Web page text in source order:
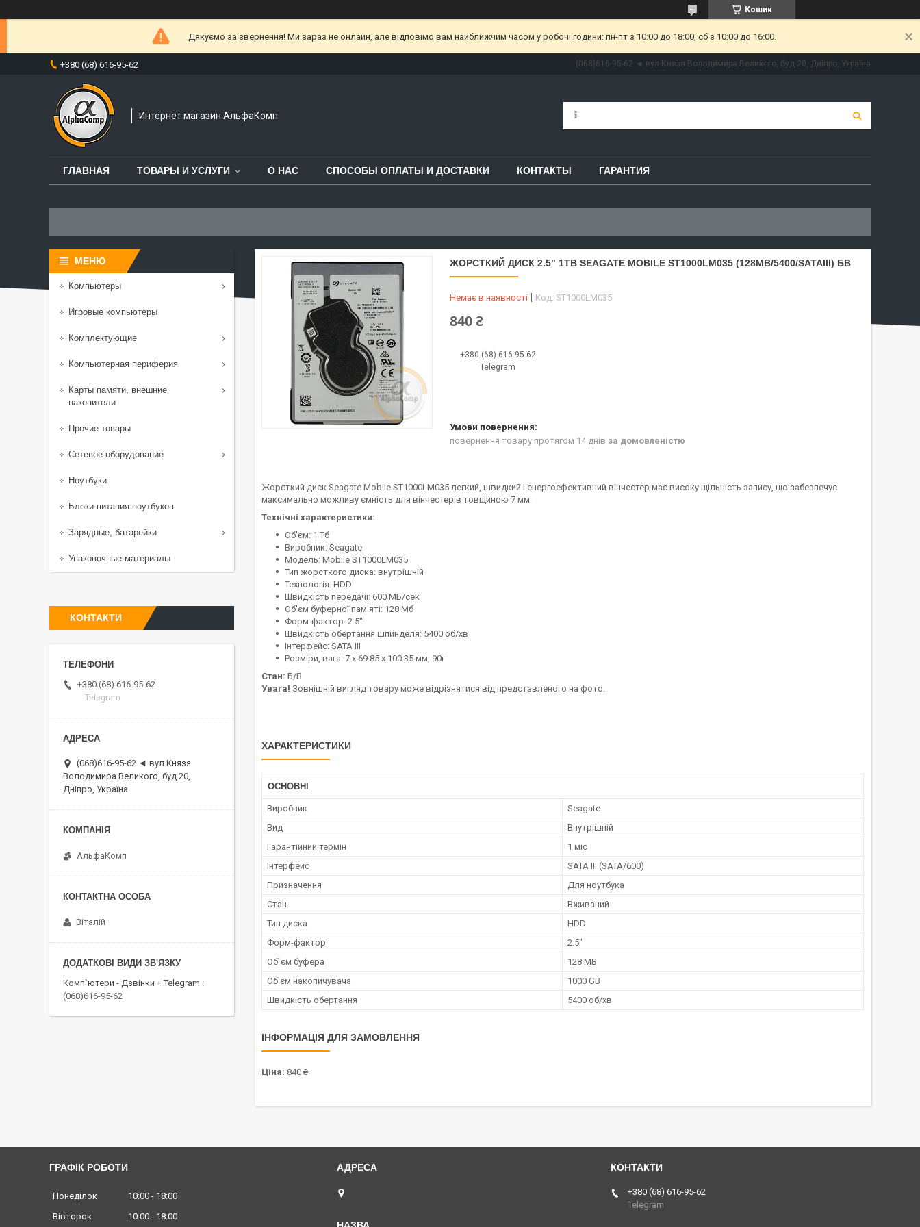
Кошик
Дякуємо за звернення! Ми зараз не онлайн, але відповімо вам найближчим часом у робочі години: пн-пт з 10:00 до 18:00, сб з 10:00 до 16:00.
+380 (68) 616-95-62 (068)616-95-62 ◄ вул.Князя Володимира Великого, буд.20, Дніпро, Україна
Интернет магазин АльфаКомп
ГЛАВНАЯ ТОВАРЫ И УСЛУГИ О НАС СПОСОБЫ ОПЛАТЫ И ДОСТАВКИ КОНТАКТЫ ГАРАНТИЯ
ЖОРСТКИЙ ДИСК 2.5" 1TB SEAGATE MOBILE ST1000LM035 (128MB/5400/SATAIII) БВ
Немає в наявності Код: ST1000LM035
840 ₴
+380 (68) 616-95-62
Telegram
повернення товару протягом 14 днів за домовленістю
Жорсткий диск Seagate Mobile ST1000LM035 легкий, швидкий і енергоефективний вінчестер має високу щільність запису, що забезпечує
максимально можливу ємність для вінчестерів товщиною 7 мм.
Технічні характеристики:
Об'єм: 1 Тб
Виробник: Seagate
Модель: Mobile ST1000LM035
Тип жорсткого диска: внутрішній
Технологія: HDD
Швидкість передачі: 600 МБ/сек
Об'єм буферної пам'яті: 128 Мб
Форм-фактор: 2.5"
Швидкість обертання шпинделя: 5400 об/хв
Інтерфейс: SATA III
Розміри, вага: 7 x 69.85 x 100.35 мм, 90г
Стан: Б/В
Увага! Зовнішній вигляд товару може відрізнятися від представленого на фото.
ХАРАКТЕРИСТИКИ
ОСНОВНІ
Виробник
Seagate
Вид
Внутрішній
Гарантійний термін
1 міс
Інтерфейс
SATA III (SATA/600)
Призначення
Для ноутбука
Стан
Вживаний
Тип диска
HDD
Форм-фактор
2.5"
Об`єм буфера
128 MB
Об'єм накопичувача
1000 GB
Швидкість обертання
5400 об/хв
ІНФОРМАЦІЯ ДЛЯ ЗАМОВЛЕННЯ
Ціна: 840 ₴
Компьютеры
Игровые компьютеры
Комплектующие
Компьютерная периферия
Карты памяти, внешние
накопители
Прочие товары
Сетевое оборудование
Ноутбуки
Блоки питания ноутбуков
Зарядные, батарейки
Упаковочные материалы
КОНТАКТИ
+380 (68) 616-95-62
Telegram
(068)616-95-62 ◄ вул.Князя
Володимира Великого, буд.20,
Дніпро, Україна
АльфаКомп
Віталій
Комп`ютери - Дзвінки + Telegram
(068)616-95-62
ГРАФІК РОБОТИ
Понеділок 10:00
18:00
Вівторок
10:00 18:00
+380 (68) 616-95-62
Telegram